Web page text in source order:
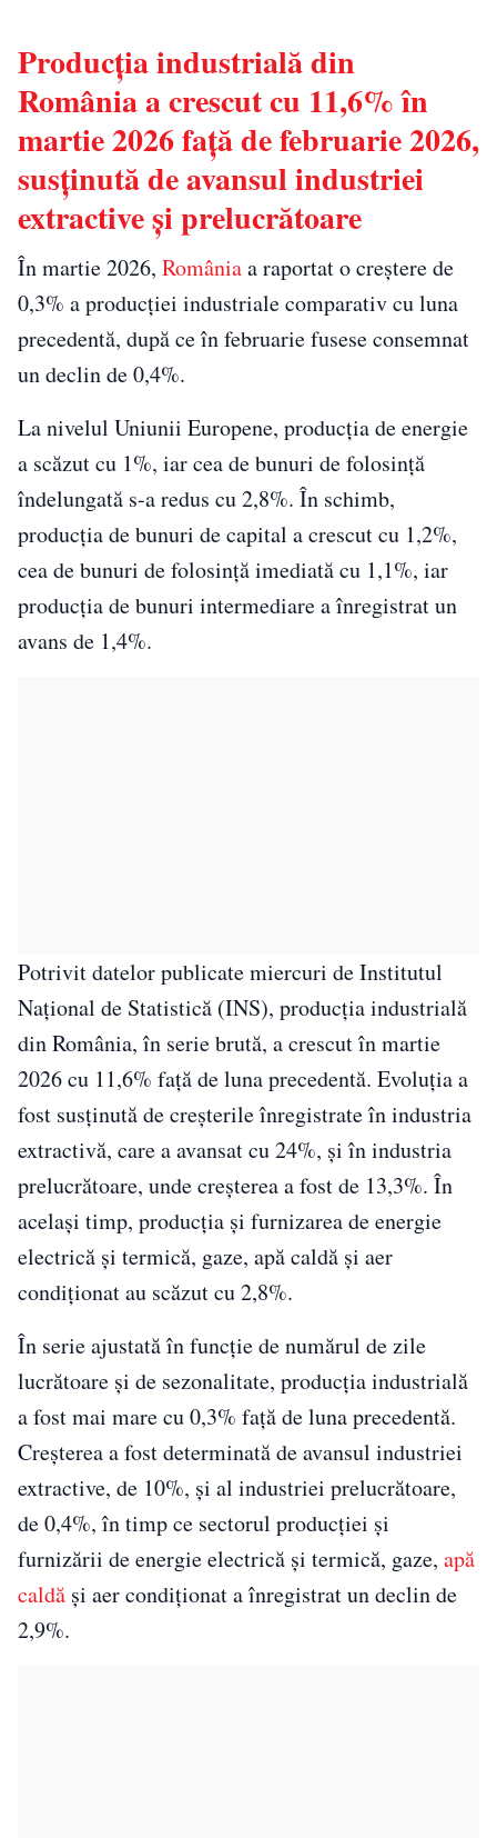
Producția industrială din
România a crescut cu 11,6% în
martie 2026 față de februarie 2026,
susținută de avansul industriei
extractive și prelucrătoare
În martie 2026, Româniaa raportat o creștere de
0,3% a producției industriale comparativ cu luna
precedentă, după ce în februarie fusese consemnat
un declin de 0,4%.
La nivelul Uniunii Europene, producția de energie
a scăzut cu 1%, iar cea de bunuri de folosință
îndelungată s-a redus cu 2,8%. În schimb,
producția de bunuri de capital a crescut cu 1,2%,
cea de bunuri de folosință imediată cu 1,1%, iar
producția de bunuri intermediare a înregistrat un
avans de 1,4%.
Potrivit datelor publicate miercuri de Institutul
Național de Statistică (INS), producția industrială
din România, în serie brută, a crescut în martie
2026 cu 11,6% față de luna precedentă. Evoluția a
fost susținută de creșterile înregistrate în industria
extractivă, care a avansat cu 24%, și în industria
prelucrătoare, unde creșterea a fost de 13,3%. În
același timp, producția și furnizarea de energie
electrică și termică, gaze, apă caldă și aer
condiționat au scăzut cu 2,8%.
În serie ajustată în funcție de numărul de zile
lucrătoare și de sezonalitate, producția industrială
a fost mai mare cu 0,3% față de luna precedentă.
Creșterea a fost determinată de avansul industriei
extractive, de 10%, și al industriei prelucrătoare,
de 0,4%, în timp ce sectorul producției și
furnizării de energie electrică și termică, gaze, apă
caldă și aer condiționat a înregistrat un declin de
2,9%.